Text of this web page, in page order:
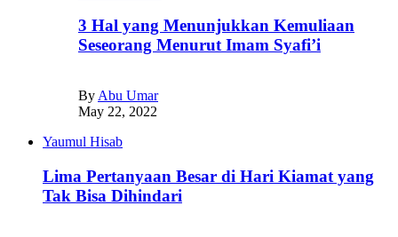
3 Hal yang Menunjukkan Kemuliaan
Seseorang Menurut Imam Syafi’i
By Abu Umar
May 22, 2022
Yaumul Hisab
Lima Pertanyaan Besar di Hari Kiamat yang
Tak Bisa Dihindari